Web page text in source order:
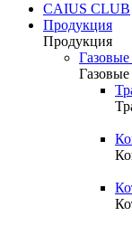
CAIUS CLUB
Продукция
Продукция